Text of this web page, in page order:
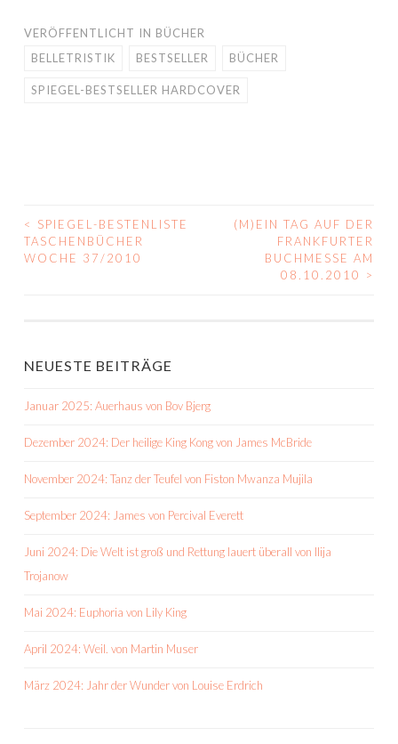
VERÖFFENTLICHT IN BÜCHER
BELLETRISTIK
BESTSELLER BÜCHER
SPIEGEL-BESTSELLER HARDCOVER
BEITRAGS-
NAVIGATION
<
SPIEGEL-BESTENLISTE
TASCHENBÜCHER
WOCHE 37/2010
(M)EIN TAG AUF DER
FRANKFURTER
BUCHMESSE AM
08.10.2010
>
NEUESTE BEITRÄGE
Januar 2025: Auerhaus von Bov Bjerg
Dezember 2024: Der heilige King Kong von James McBride
November 2024: Tanz der Teufel von Fiston Mwanza Mujila
September 2024: James von Percival Everett
Juni 2024: Die Welt ist groß und Rettung lauert überall von Ilija
Trojanow
Mai 2024: Euphoria von Lily King
April 2024: Weil. von Martin Muser
März 2024: Jahr der Wunder von Louise Erdrich